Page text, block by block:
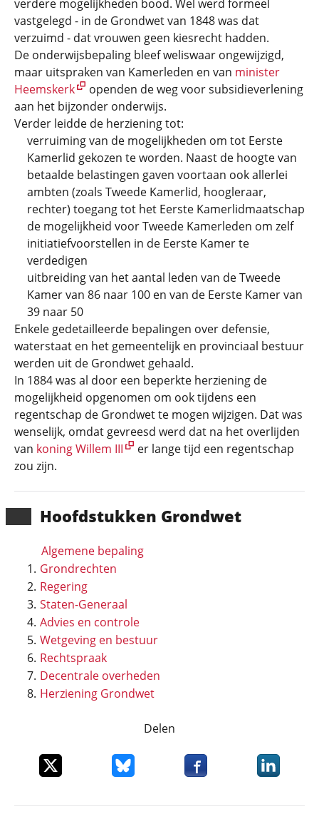
Hoofd­stukken Grondwet
Algemene bepaling
Grondrechten
Regering
Staten-Generaal
Advies en controle
Wetgeving en bestuur
Rechtspraak
Decentrale overheden
Herziening Grondwet
verdere mogelijkheden bood. Wel werd formeel
vastgelegd - in de Grondwet van 1848 was dat
verzuimd - dat vrouwen geen kiesrecht hadden.
De onderwijsbepaling bleef weliswaar ongewijzigd,
maar uitspraken van Kamerleden en van minister
Heemskerk
openden de weg voor subsidieverlening
aan het bijzonder onderwijs.
Verder leidde de herziening tot:
verruiming van de mogelijkheden om tot Eerste
Kamerlid gekozen te worden. Naast de hoogte van
betaalde belastingen gaven voortaan ook allerlei
ambten (zoals Tweede Kamerlid, hoogleraar,
rechter) toegang tot het Eerste Kamerlidmaatschap
de mogelijkheid voor Tweede Kamerleden om zelf
initiatiefvoorstellen in de Eerste Kamer te
verdedigen
uitbreiding van het aantal leden van de Tweede
Kamer van 86 naar 100 en van de Eerste Kamer van
39 naar 50
Enkele gedetailleerde bepalingen over defensie,
waterstaat en het gemeentelijk en provinciaal bestuur
werden uit de Grondwet gehaald.
In 1884 was al door een beperkte herziening de
mogelijkheid opgenomen om ook tijdens een
regentschap de Grondwet te mogen wijzigen. Dat was
wenselijk, omdat gevreesd werd dat na het overlijden
van koning Willem III
er lange tijd een regentschap
zou zijn.
Delen
Deel dit item op XDeel dit item op Bluesky
Deel dit item opDeel dit